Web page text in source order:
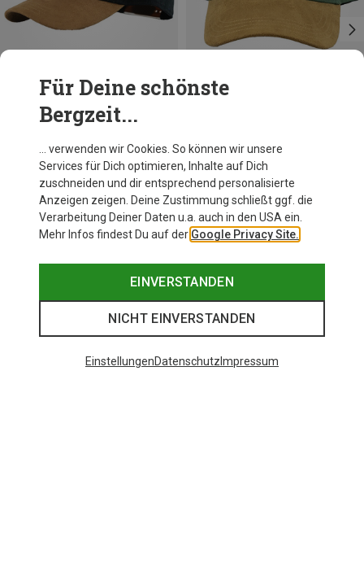
Du sparst 28%
Für Deine schönste
Bergzeit...
… verwenden wir Cookies. So können wir unsere
Services für Dich optimieren, Inhalte auf Dich
zuschneiden und dir entsprechend personalisierte
Anzeigen zeigen. Deine Zustimmung schließt ggf. die
Verarbeitung Deiner Daten u.a. auch in den USA ein.
Mehr Infos findest Du auf der Google Privacy Site.
EINVERSTANDEN
NICHT EINVERSTANDEN
EinstellungenDatenschutz Impressum